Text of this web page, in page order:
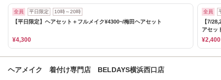
全員 平日限定 10時～20時
【平日限定】ヘアセット＋フルメイク¥4300~/梅田ヘアセット
¥4,300
全員
【7/
アセッ
¥2,400
ヘアメイク 着付け専門店 BELDAYS横浜西口店